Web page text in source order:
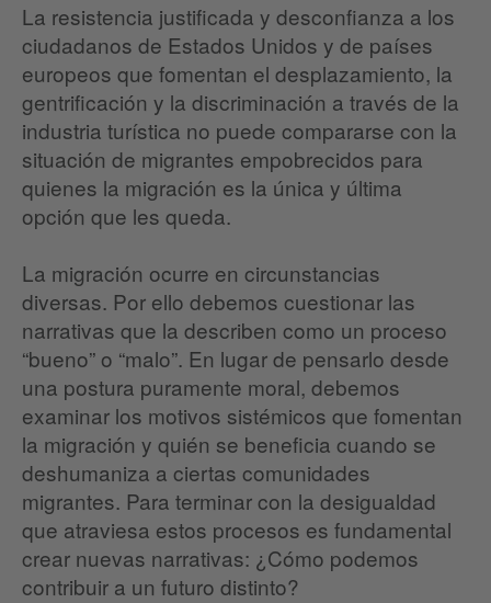
La resistencia justificada y desconfianza a los
ciudadanos de Estados Unidos y de países
europeos que fomentan el desplazamiento, la
gentrificación y la discriminación a través de la
industria turística no puede compararse con la
situación de migrantes empobrecidos para
quienes la migración es la única y última
opción que les queda.
La migración ocurre en circunstancias
diversas. Por ello debemos cuestionar las
narrativas que la describen como un proceso
“bueno” o “malo”. En lugar de pensarlo desde
una postura puramente moral, debemos
examinar los motivos sistémicos que fomentan
la migración y quién se beneficia cuando se
deshumaniza a ciertas comunidades
migrantes. Para terminar con la desigualdad
que atraviesa estos procesos es fundamental
crear nuevas narrativas: ¿Cómo podemos
contribuir a un futuro distinto?